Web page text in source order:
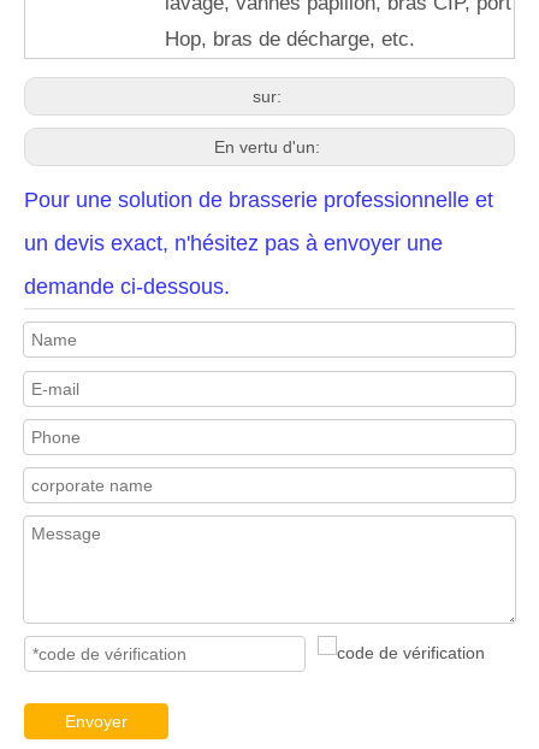
Hop, bras de décharge, etc.
sur:
En vertu d'un:
Pour une solution de brasserie professionnelle et
un devis exact, n'hésitez pas à envoyer une
demande ci-dessous.
Envoyer